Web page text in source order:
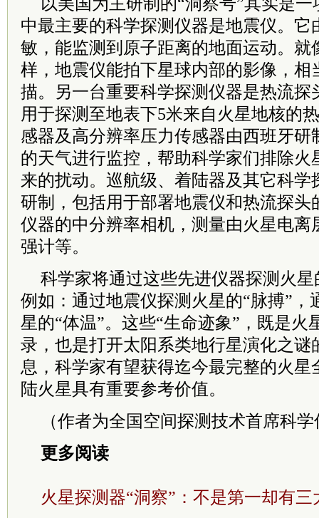
中最主要的科学探测仪器是地震仪。它
敏，能监测到原子距离的地面运动。就
样，地震仪能拍下星球内部的影像，相
描。另一台重要科学探测仪器是热流探
用于探测至地表下5米来自火星地核的
感器及高分辨率压力传感器由西班牙研
的天气进行监控，帮助科学家们排除火
来的扰动。巡航级、着陆器及其它科学
研制，包括用于部署地震仪和热流探头
仪器的中分辨率相机，测量由火星电离
强计等。
科学家将通过这些先进仪器探测火星
例如：通过地震仪探测火星的“脉搏”，
星的“体温”。这些“生命迹象”，既是火
录，也是打开太阳系类地行星演化之谜
息，科学家有望获得迄今最完整的火星
陆火星具有重要参考价值。
（作者为全国空间探测技术首席科
更多阅读
火星探测器“洞察”：不是第一却有三